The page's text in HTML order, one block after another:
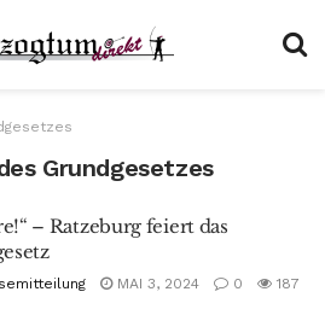
Grundgesetzes
– Ratzeburg feiert das
MAI 3, 2024 0 187